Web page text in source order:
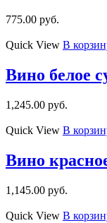
775.00 руб.
Quick View В
Вино белое
1,245.00 руб.
Quick View В
Вино
1,145.00 руб.
Quick View В